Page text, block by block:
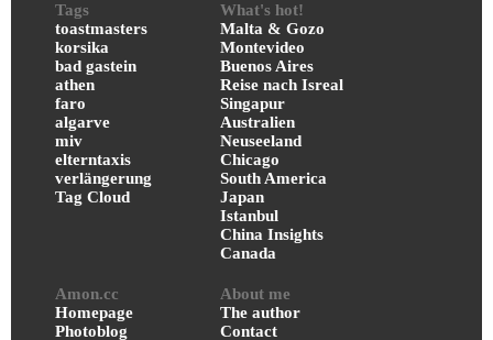
Tags
toastmasters
korsika
bad gastein
athen
faro
algarve
miv
elterntaxis
verlängerung
Tag Cloud
What's hot!
Malta & Gozo
Montevideo
Buenos Aires
Reise nach Isreal
Singapur
Australien
Neuseeland
Chicago
South America
Japan
Istanbul
China Insights
Canada
Amon.cc
Homepage
Photoblog
About me
The author
Contact